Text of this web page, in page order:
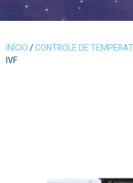
INÍCIO/CONTROLE DE
IVF